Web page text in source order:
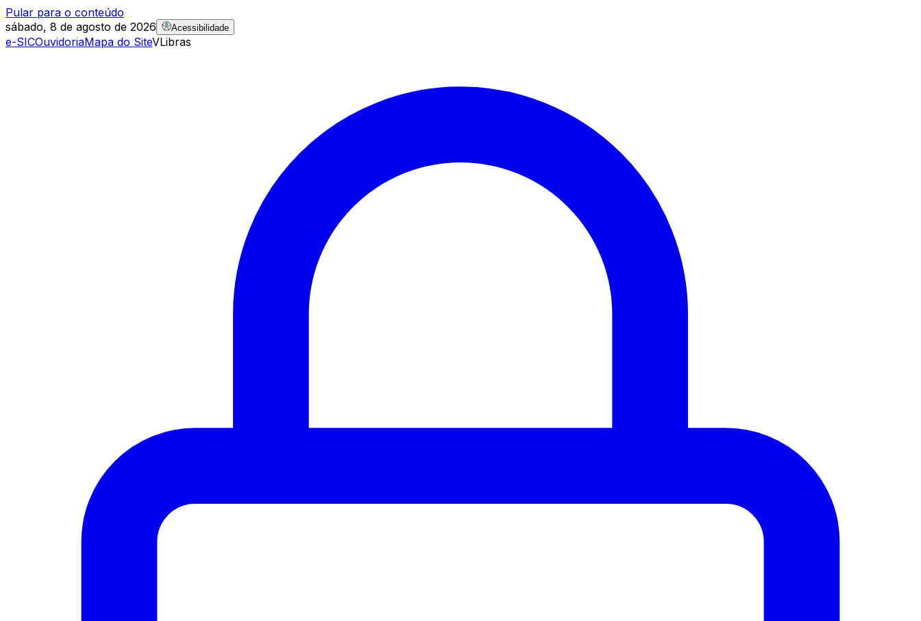
Pular para o conteúdo
sábado, 8 de agosto de 2026
Acessibilidade
e-SICOuvidoriaMapa do SiteVLibras